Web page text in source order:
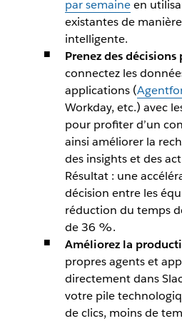
par semaineen
existantes de
intelligente.
Prenez des
connectez les
applications (
Workday, etc.) avec
pour profiter d’un
ainsi améliorer la
des insights et des
Résultat : une
décision entre les
réduction du temps
de 36 %.
Améliorez la
propres agents et
directement dans
votre pile
de clics, moins de